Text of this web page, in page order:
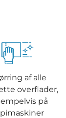
af alle
overflader,
på